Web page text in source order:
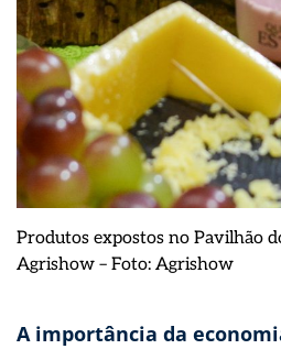
Produtos expostos no Pavilhão
Agrishow – Foto: Agrishow
A importância da